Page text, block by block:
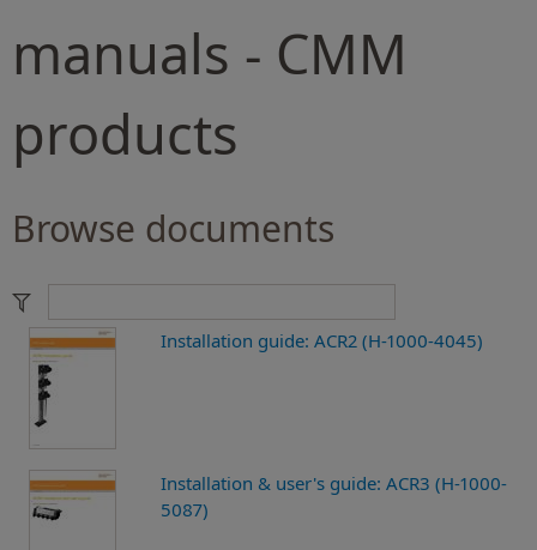
manuals - CMM
products
Browse documents
Installation guide: ACR2 (H-1000-4045)
Installation & user's guide: ACR3 (H-1000-
5087)